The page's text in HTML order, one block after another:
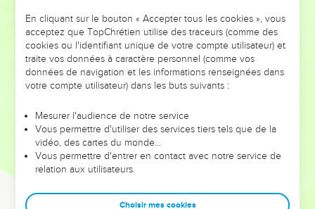
NE MANQUEZ PAS L’ÉVÉNEMENT
DE L’ANNÉE !
ET SI LEURS ERREURS POUVAIENT VOUS ÉVITER LES
VOTRES ?
leur foi ou leur vision. Mais on voit moins les doutes, les erreurs
et les saisons difficiles qu'ils ont traversés, alors même que ce
sont elles qui les ont façonnés.
Dans cette conférence, leaders, entrepreneurs, et responsables
clés pour avancer avec plus de sagesse afin que leurs erreurs
En cliquant sur le bouton « Accepter tous les cookies », vous
acceptez que TopChrétien utilise des traceurs (comme des
cookies ou l'identifiant unique de votre compte utilisateur) et
traite vos données à caractère personnel (comme vos
données de navigation et les informations renseignées dans
votre compte utilisateur) dans les buts suivants :
Mesurer l'audience de notre service
Vous permettre d'utiliser des services tiers tels que de la
vidéo, des cartes du monde…
Vous permettre d'entrer en contact avec notre service de
relation aux utilisateurs.
Choisir mes cookies